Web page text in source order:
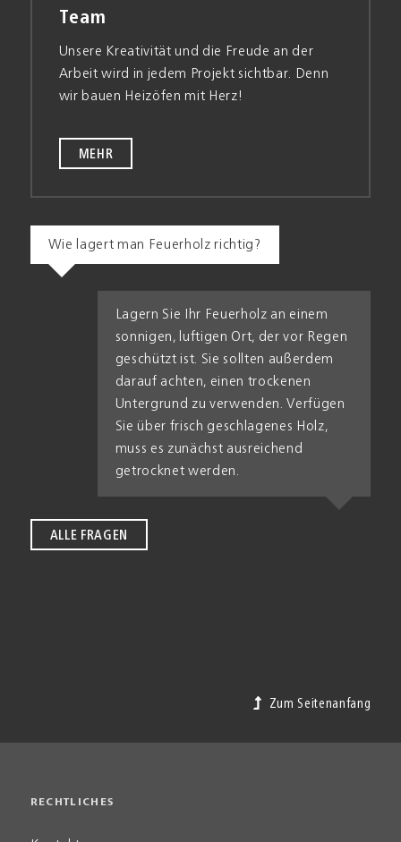
Team
Unsere Kreativität und die Freude an der
Arbeit wird in jedem Projekt sicht­bar. Denn
wir bauen Heiz­öfen mit Herz!
MEHR
Wie lagert man Feuerholz richtig?
Lagern Sie Ihr Feuer­holz an einem
sonnigen, luftigen Ort, der vor Regen
geschützt ist. Sie sollten außer­dem
darauf achten, einen trockenen
Unter­grund zu verwenden. Verfügen
Sie über frisch geschlagenes Holz,
muss es zunächst aus­reichend
getrocknet werden.
ALLE FRAGEN
Zum Seitenanfang
RECHTLICHES